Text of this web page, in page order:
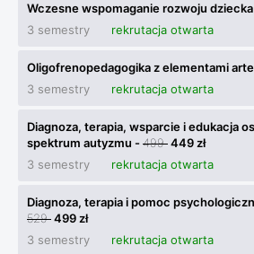
Wczesne wspomaganie rozwoju
3 semestry
rekrutacja otwarta
Oligofrenopedagogika z elementami
3 semestry
rekrutacja otwarta
Diagnoza, terapia, wsparcie i edukacja
spektrum autyzmu -499449 zł
3 semestry
rekrutacja otwarta
Diagnoza, terapia i pomoc
529499 zł
3 semestry
rekrutacja otwarta